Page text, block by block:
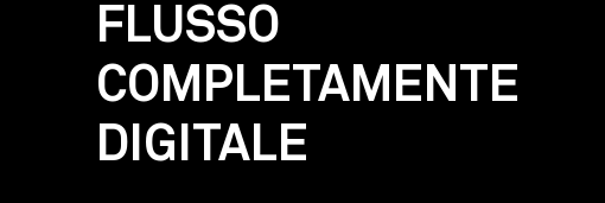
FLUSSO
COMPLETAMENTE
DIGITALE